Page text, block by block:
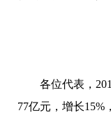
各位代表，
77亿元，增长15%